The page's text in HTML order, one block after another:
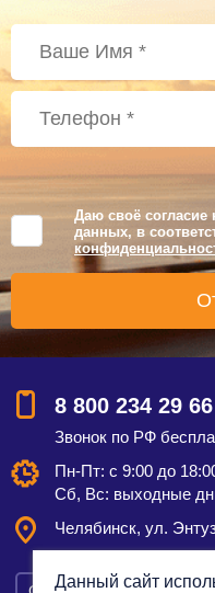
Даю своё согласие
данных, в
8 800 234 29 66
Звонок по РФ
Пн-Пт: с 9:00 до
Сб, Вс: выходные
Челябинск, ул.
Данный сайт